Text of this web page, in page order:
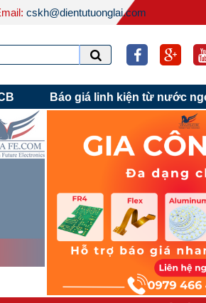
cskh@dientutuonglai.com
Báo giá linh kiện từ nước